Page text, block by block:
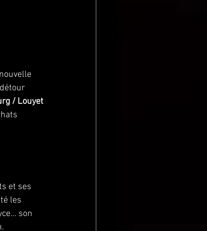
/ Louyet
et ses
les
son